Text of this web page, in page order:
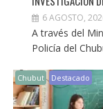
6 AGOSTO,
A través del
Policía del
Chubut Destacado